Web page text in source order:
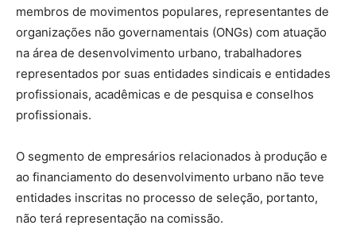
membros de movimentos populares, representantes de
organizações não governamentais (ONGs) com atuação
na área de desenvolvimento urbano, trabalhadores
representados por suas entidades sindicais e entidades
profissionais, acadêmicas e de pesquisa e conselhos
profissionais.
O segmento de empresários relacionados à produção e
ao financiamento do desenvolvimento urbano não teve
entidades inscritas no processo de seleção, portanto,
não terá representação na comissão.